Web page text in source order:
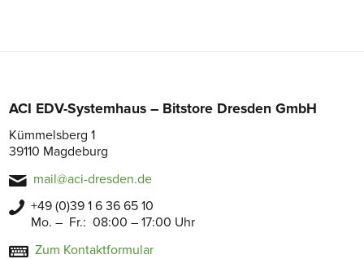
ACI EDV-Systemhaus – Bitstore Dresden GmbH
Kümmelsberg 1
39110 Magdeburg
mail@aci-dresden.de
+49 (0)39 1 6 36 65 10
Mo. – Fr.: 08:00 – 17:00 Uhr
Zum Kontaktformular